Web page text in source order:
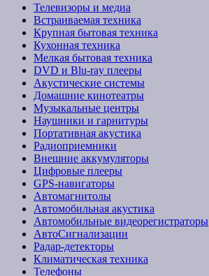
Телевизоры и медиа
Встраиваемая техника
Крупная бытовая техника
Кухонная техника
Мелкая бытовая техника
DVD и Blu-ray плееры
Акустические системы
Домашние кинотеатры
Музыкальные центры
Наушники и гарнитуры
Портативная акустика
Радиоприемники
Внешние аккумуляторы
Цифровые плееры
GPS-навигаторы
Автомагнитолы
Автомобильная акустика
Автомобильные видеорегистраторы
АвтоСигнализации
Радар-детекторы
Климатическая техника
Телефоны